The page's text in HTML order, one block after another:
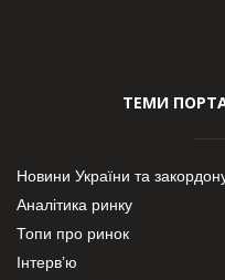
ТЕМИ
Новини України та
Аналітика ринку
Топи про ринок
Інтерв’ю